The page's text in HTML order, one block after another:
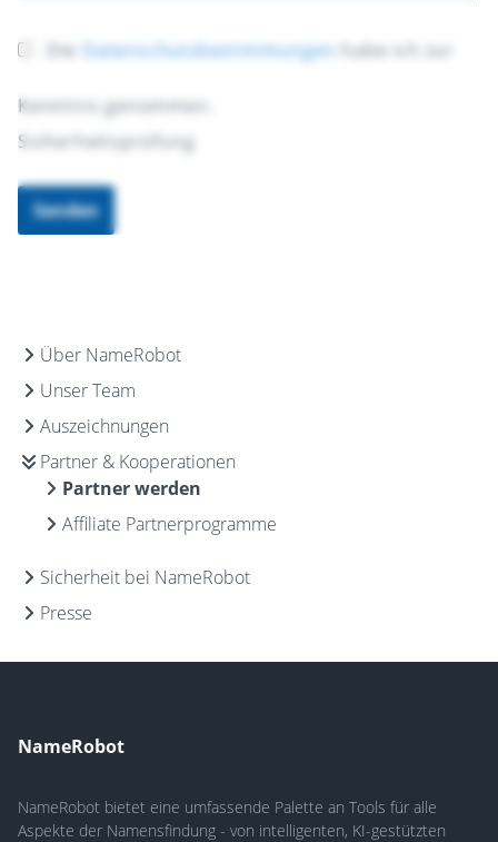
Die Datenschutzbestimmungen habe ich zur
Kenntnis genommen.
Sicherheitsprüfung
Senden
Über NameRobot
Unser Team
Auszeichnungen
Partner & Kooperationen
Partner werden
Affiliate Partnerprogramme
Sicherheit bei NameRobot
Presse
NameRobot
NameRobot bietet eine umfassende Palette an Tools für alle
Aspekte der Namensfindung - von intelligenten, KI-gestützten